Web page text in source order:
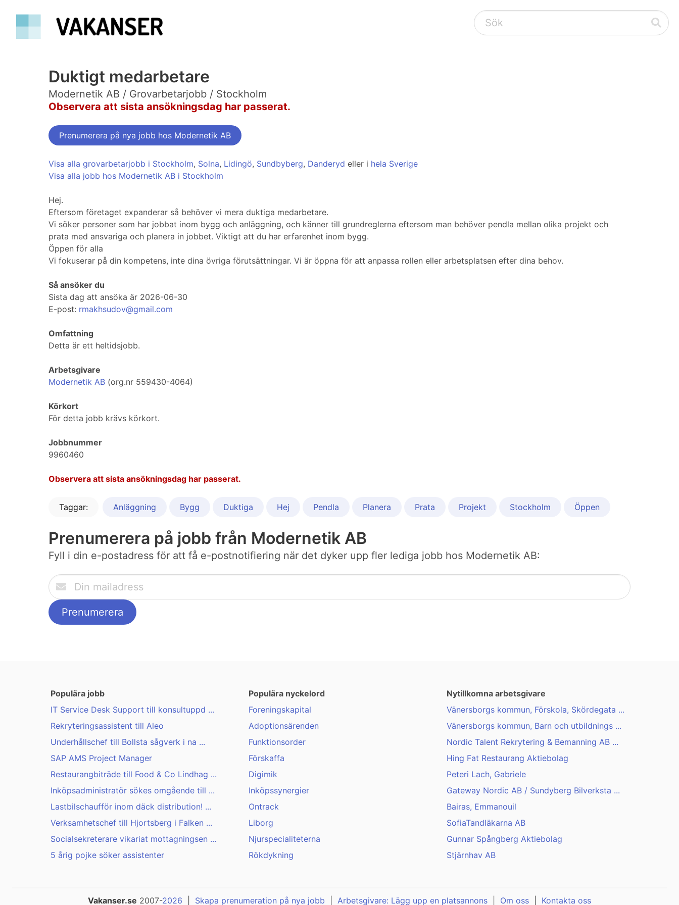
Duktigt medarbetare
Modernetik AB / Grovarbetarjobb / Stockholm
Observera att sista ansökningsdag har passerat.
Prenumerera på nya jobb hos Modernetik AB
Visa alla grovarbetarjobb i Stockholm, Solna, Lidingö, Sundbyberg, Danderyd eller i hela Sverige
Visa alla jobb hos Modernetik AB i Stockholm
Hej.
Eftersom företaget expanderar så behöver vi mera duktiga medarbetare.
Vi söker personer som har jobbat inom bygg och anläggning, och känner till grundreglerna eftersom man behöver pendla mellan olika projekt och
prata med ansvariga och planera in jobbet. Viktigt att du har erfarenhet inom bygg.
Öppen för alla
Vi fokuserar på din kompetens, inte dina övriga förutsättningar. Vi är öppna för att anpassa rollen eller arbetsplatsen efter dina behov.
Så ansöker du
Sista dag att ansöka är 2026-06-30
E-post: rmakhsudov@gmail.com
Omfattning
Detta är ett heltidsjobb.
Arbetsgivare
Modernetik AB (org.nr 559430-4064)
Körkort
För detta jobb krävs körkort.
Jobbnummer
9960460
Observera att sista ansökningsdag har passerat.
Taggar: Anläggning Bygg Duktiga Hej Pendla Planera Prata Projekt Stockholm Öppen
Prenumerera på jobb från Modernetik AB
Fyll i din e-postadress för att få e-postnotifiering när det dyker upp fler lediga jobb hos Modernetik AB:
Populära jobb
IT Service Desk Support till konsultuppd ...
Rekryteringsassistent till Aleo
Underhållschef till Bollsta sågverk i na ...
SAP AMS Project Manager
Restaurangbiträde till Food & Co Lindhag ...
Inköpsadministratör sökes omgående till ...
Lastbilschaufför inom däck distribution! ...
Verksamhetschef till Hjortsberg i Falken ...
Socialsekreterare vikariat mottagningsen ...
5 årig pojke söker assistenter
Populära nyckelord
Foreningskapital
Adoptionsärenden
Funktionsorder
Förskaffa
Digimik
Inköpssynergier
Ontrack
Liborg
Njurspecialiteterna
Rökdykning
Nytillkomna arbetsgivare
Vänersborgs kommun, Förskola, Skördegata ...
Vänersborgs kommun, Barn och utbildnings ...
Nordic Talent Rekrytering & Bemanning AB ...
Hing Fat Restaurang Aktiebolag
Peteri Lach, Gabriele
Gateway Nordic AB / Sundyberg Bilverksta ...
Bairas, Emmanouil
SofiaTandläkarna AB
Gunnar Spångberg Aktiebolag
Stjärnhav AB
Vakanser.se 2007-2026 Skapa prenumeration på nya jobb Arbetsgivare: Lägg upp en platsannons Om oss Kontakta oss